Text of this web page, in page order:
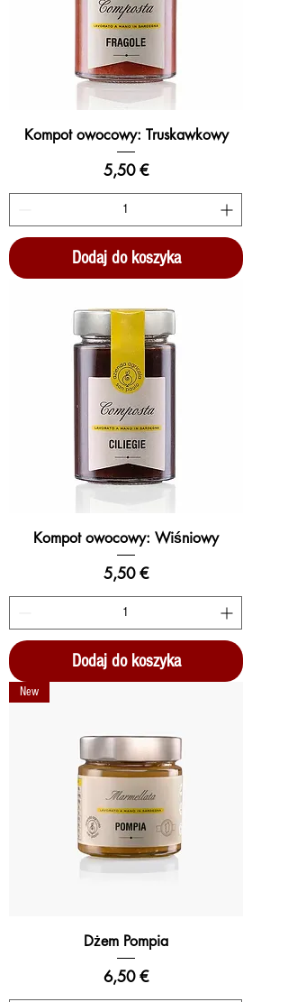
Kompot owocowy: Truskawkowy
Cena
5,50 €
Dodaj do koszyka
Kompot owocowy: Wiśniowy
Cena
5,50 €
Dodaj do koszyka
New
Dżem Pompia
Cena
6,50 €